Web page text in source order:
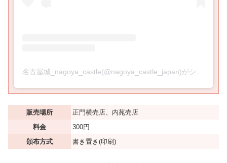
販売場所
正門横売店、内苑売店
料金
300円
頒布方式
書き置き(印刷)